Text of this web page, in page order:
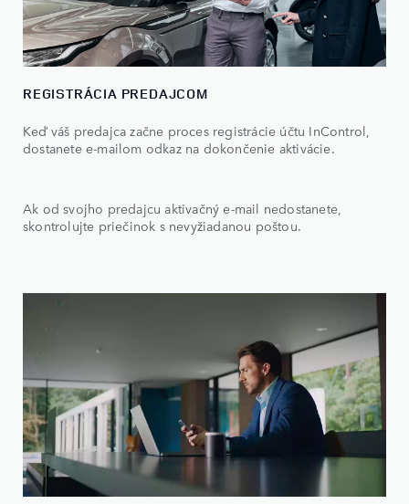
REGISTRÁCIA PREDAJCOM
Keď váš predajca začne proces registrácie účtu InControl,
dostanete e-mailom odkaz na dokončenie aktivácie.
Ak od svojho predajcu aktivačný e-mail nedostanete,
skontrolujte priečinok s nevyžiadanou poštou.